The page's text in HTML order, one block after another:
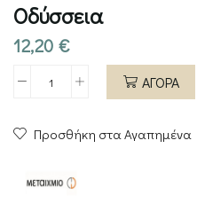
Οδύσσεια
12,20 €
Οδύσσεια
ΑΓΟΡΑ
Προσθήκη στα Αγαπημένα